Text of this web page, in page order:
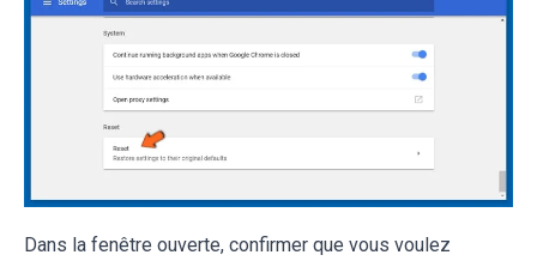
Dans la fenêtre ouverte, confirmer que vous voulez